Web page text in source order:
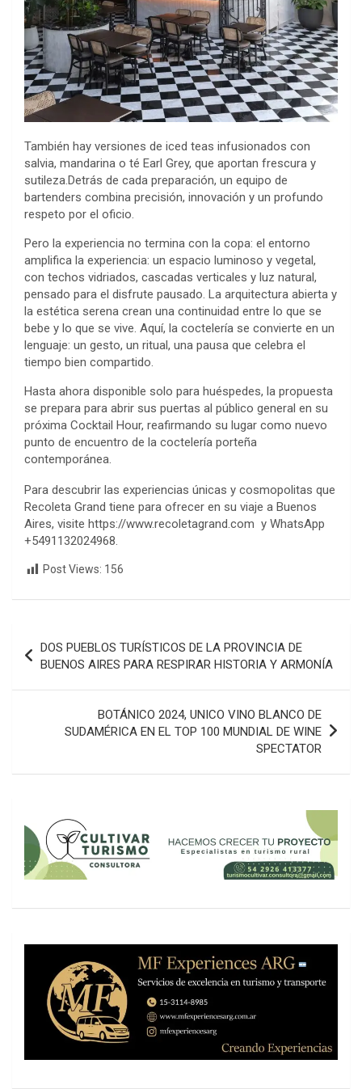
También hay versiones de iced teas infusionados con
salvia, mandarina o té Earl Grey, que aportan frescura y
sutileza.Detrás de cada preparación, un equipo de
bartenders combina precisión, innovación y un profundo
respeto por el oficio.
Pero la experiencia no termina con la copa: el entorno
amplifica la experiencia: un espacio luminoso y vegetal,
con techos vidriados, cascadas verticales y luz natural,
pensado para el disfrute pausado. La arquitectura abierta y
la estética serena crean una continuidad entre lo que se
bebe y lo que se vive. Aquí, la coctelería se convierte en un
lenguaje: un gesto, un ritual, una pausa que celebra el
tiempo bien compartido.
Hasta ahora disponible solo para huéspedes, la propuesta
se prepara para abrir sus puertas al público general en su
próxima Cocktail Hour, reafirmando su lugar como nuevo
punto de encuentro de la coctelería porteña
contemporánea.
Para descubrir las experiencias únicas y cosmopolitas que
Recoleta Grand tiene para ofrecer en su viaje a Buenos
Aires, visite https://www.recoletagrand.com y WhatsApp
+5491132024968.
Post Views: 156
de
entradas
DOS PUEBLOS TURÍSTICOS DE LA PROVINCIA DE
BUENOS AIRES PARA RESPIRAR HISTORIA Y ARMONÍA
BOTÁNICO 2024, UNICO VINO BLANCO DE
SUDAMÉRICA EN EL TOP 100 MUNDIAL DE WINE
SPECTATOR